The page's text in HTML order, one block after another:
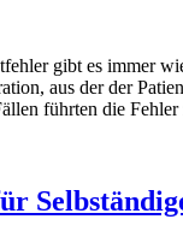
gibt es immer
aus der der
führten die